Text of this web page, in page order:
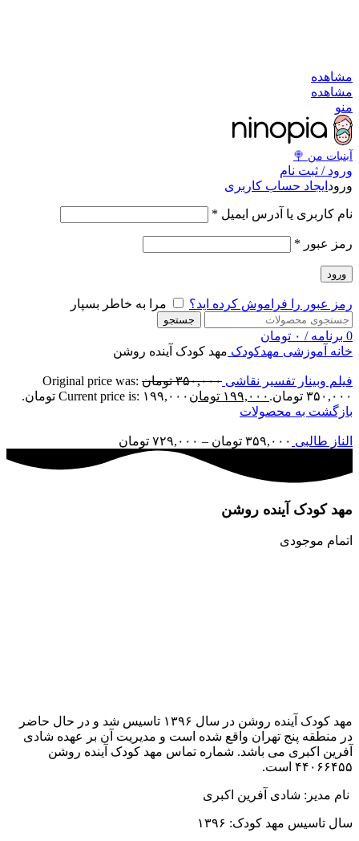
من 🍭
/ ثبت نام
ایجاد حساب کاربری
کاربری یا آدرس ایمیل*
عبور*
ورود
عبور را فراموش کرده اید؟ مرا به خاطر بسپار
جستجو
برنامه / ۰ تومان
آموزشیمهدکودکمهد کودک آینده روشن
وبینار تفسیر نقاشی۳۵۰,۰۰۰ تومان Original price was:
تومان.
۱۹۹,۰۰۰ تومانCurrent price is: ۱۹۹,۰۰۰ تومان.
به محصولات
طالبی۳۵۹,۰۰۰ تومان– ۷۲۹,۰۰۰ تومان
کودک آینده روشن
موجودی
مهد کودک آینده روشن در سال ۱۳۹۶ تاسیس شد و در حال حاضر
منطقه پنج تهران واقع شده است و مدیریت آن بر عهده شادی
اکبری می باشد. شماره تماس مهد کودک آینده روشن
است.
مدیر: شادی آفرین اکبری
تاسیس مهد کودک: ۱۳۹۶